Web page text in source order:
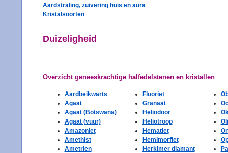
Aardstraling, zuivering huis en aura
Kristalsoorten
Duizeligheid
Overzicht geneeskrachtige halfedelstenen en kristallen
Aardbeikwarts
Agaat
Agaat (Botswana)
Agaat (vuur)
Amazoniet
Amethist
Ametrien
Fluoriet
Granaat
Heliodoor
Heliotroop
Hematiet
Hemimorfiet
Herkimer diamant